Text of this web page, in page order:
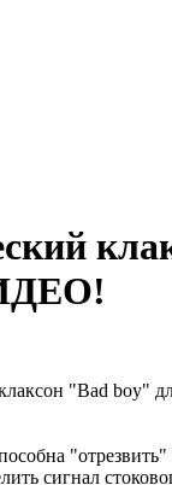
"Bad boy"
сигнал